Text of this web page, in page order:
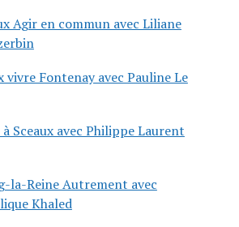
Agir en commun avec Liliane
vivre Fontenay avec Pauline Le
Sceaux avec Philippe Laurent
la-Reine Autrement avec
Khaled